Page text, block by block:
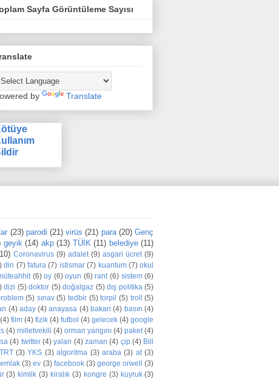
Sayfa Görüntüleme Sayısı
by Translate
(23) parodi (21) virüs (21) para (20) Genç
geyik (14) akp (13) TÜİK (11) belediye (11)
Coronavirus (9) adalet (9) asgari ücret (9)
din (7) fatura (7) istismar (7) kuantum (7) okul
(6) oy (6) oyun (6) rant (6) sistem (6)
dizi (5) doktor (5) doğalgaz (5) dış politika (5)
(5) sınav (5) tedbir (5) torpil (5) troll
(5)
(4) aday (4) anayasa (4) bakan (4) basın (4)
(4) film (4) fizik (4) futbol (4) gelecek (4) google
(4) milletvekili (4) orman yangını (4) paket (4)
(4) twitter (4) yalan (4) zaman (4) çip (4) Bill
TRT (3) YKS (3) algoritma (3) araba (3) at (3)
emlak (3) ev (3) facebook (3) george orwell
(3)
(3) kimlik (3) kiralık (3) kongre (3) kuyruk (3)